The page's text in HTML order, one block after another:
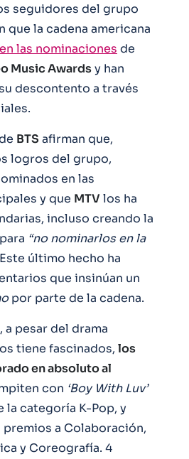
seguidores del grupo
que la cadena americana
las nominaciones de
Music Awardsy han
descontento a través
BTS afirman que,
logros del grupo,
en las
y que MTVlos ha
incluso creando la
“no nominarlos en la
último hecho ha
que insinúan un
por parte de la cadena.
pesar del drama
tiene fascinados, los
en absoluto al
con ‘Boy With Luv’
la categoría K-Pop, y
a Colaboración,
y Coreografía. 4